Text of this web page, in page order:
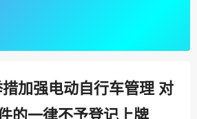
加强电动自行车管理 对
的一律不予登记上牌